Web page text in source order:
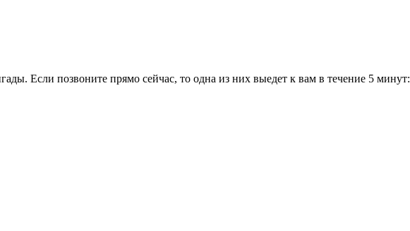
Если позвоните прямо сейчас, то одна из них выедет к вам в течение 5 минут: